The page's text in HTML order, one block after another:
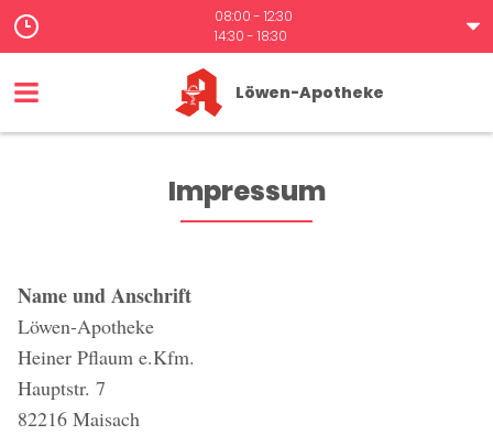
08:00 - 12:30
14:30 - 18:30
Löwen-Apotheke
Impressum
Name und Anschrift
Löwen-Apotheke
Heiner Pflaum e.Kfm.
Hauptstr. 7
82216 Maisach